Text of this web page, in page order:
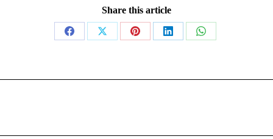
Share this article